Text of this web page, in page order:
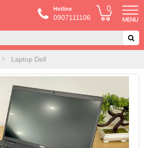
Hotline
0907111106
0
Laptop Dell